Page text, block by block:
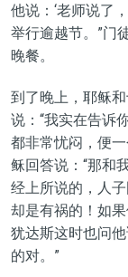
他说：‘老师说了
举行逾越节。”门
晚餐。
到了晚上，耶稣
说：“我实在告诉
都非常忧闷，便
稣回答说：“那和
经上所说的，人
却是有祸的！如
犹达斯这时也问
的对。”